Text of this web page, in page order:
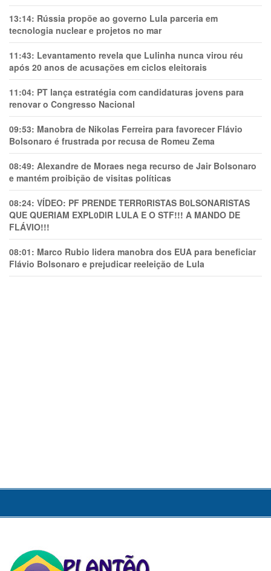
13:14: Rússia propõe ao governo Lula parceria em
tecnologia nuclear e projetos no mar
11:43: Levantamento revela que Lulinha nunca virou réu
após 20 anos de acusações em ciclos eleitorais
11:04: PT lança estratégia com candidaturas jovens para
renovar o Congresso Nacional
09:53: Manobra de Nikolas Ferreira para favorecer Flávio
Bolsonaro é frustrada por recusa de Romeu Zema
08:49: Alexandre de Moraes nega recurso de Jair Bolsonaro
e mantém proibição de visitas políticas
08:24: VÍDEO: PF PRENDE TERR0RlSTAS B0LSONARlSTAS
QUE QUERIAM EXPL0DlR LULA E O STF!!! A MANDO DE
FLÁVIO!!!
08:01: Marco Rubio lidera manobra dos EUA para beneficiar
Flávio Bolsonaro e prejudicar reeleição de Lula